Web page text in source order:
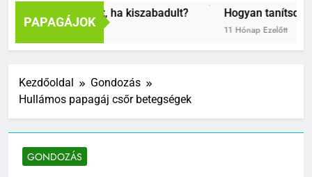
PAPAGÁJOK
el a papagájt, ha kiszabadult? Hogyan tanítsd meg
11 Hónap Ezelőtt
Kezdőoldal
Gondozás
Hullámos papagáj csőr betegségek
GONDOZÁS